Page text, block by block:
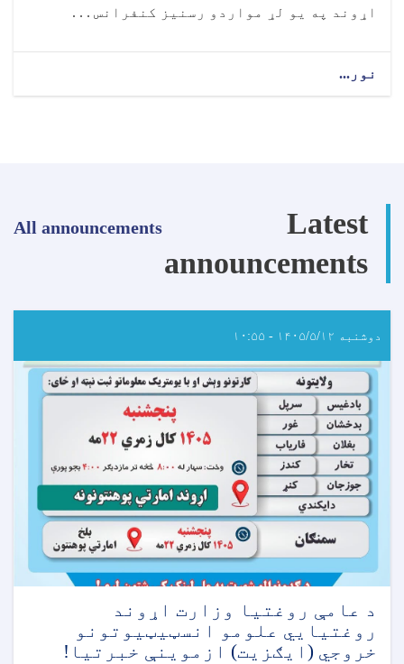
اړوند په يو لړ مواردو رسنيز کنفرانس . . .
نور...
Latest
announcements
All announcements
دوشنبه ۱۴۰۵/۵/۱۲ - ۱۰:۵۵
د عامې روغتيا وزارت اړوند
روغتيايي علومو انسټيټيوتونو
خروجي (ايګزيت) ازموينې خبرتيا!